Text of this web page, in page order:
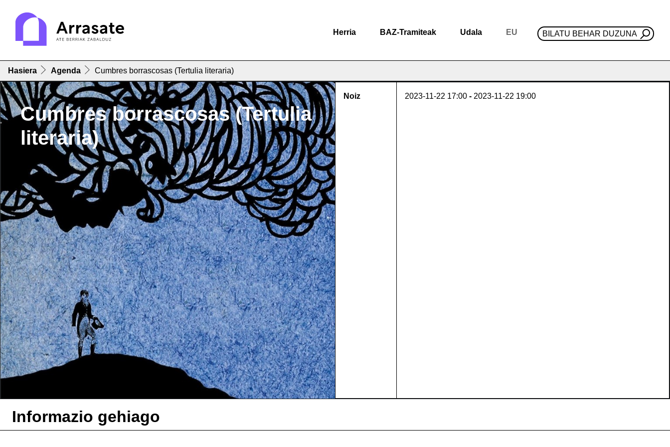
Herria BAZ-Tramiteak Udala EU BILATU BEHAR DUZUNA
Hasiera Agenda Cumbres borrascosas (Tertulia literaria)
Cumbres borrascosas (Tertulia
literaria)
Noiz 2023-11-22 17:00 - 2023-11-22 19:00
Informazio gehiago